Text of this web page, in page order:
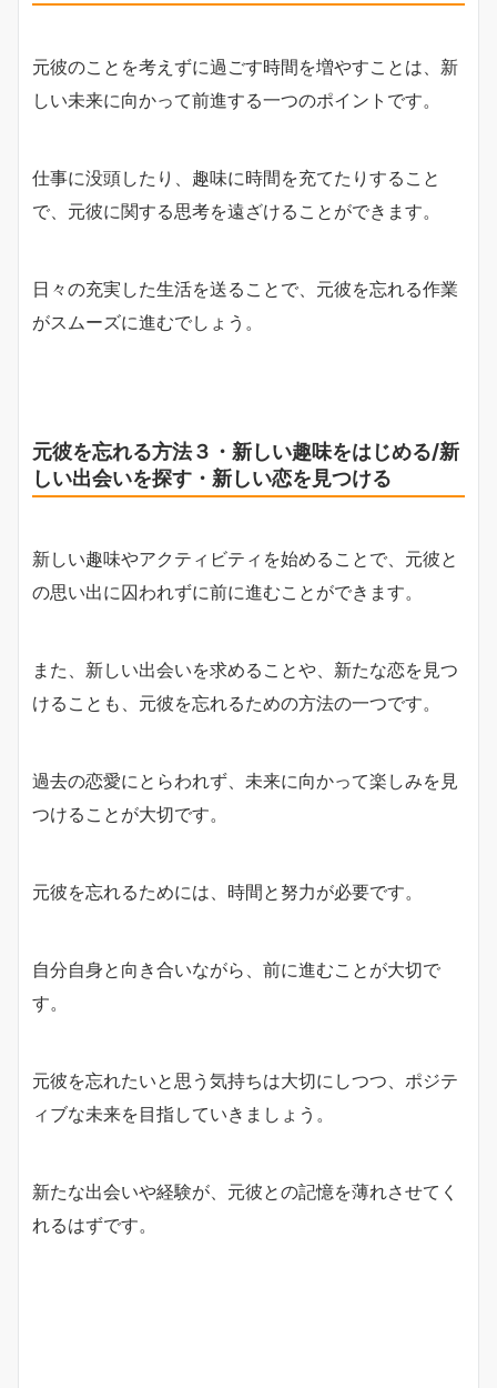
元彼のことを考えずに過ごす時間を増やすことは、新
しい未来に向かって前進する一つのポイントです。
仕事に没頭したり、趣味に時間を充てたりすること
で、元彼に関する思考を遠ざけることができます。
日々の充実した生活を送ることで、元彼を忘れる作業
がスムーズに進むでしょう。
元彼を忘れる方法３・新しい趣味をはじめる/新
しい出会いを探す・新しい恋を見つける
新しい趣味やアクティビティを始めることで、元彼と
の思い出に囚われずに前に進むことができます。
また、新しい出会いを求めることや、新たな恋を見つ
けることも、元彼を忘れるための方法の一つです。
過去の恋愛にとらわれず、未来に向かって楽しみを見
つけることが大切です。
元彼を忘れるためには、時間と努力が必要です。
自分自身と向き合いながら、前に進むことが大切で
す。
元彼を忘れたいと思う気持ちは大切にしつつ、ポジテ
ィブな未来を目指していきましょう。
新たな出会いや経験が、元彼との記憶を薄れさせてく
れるはずです。